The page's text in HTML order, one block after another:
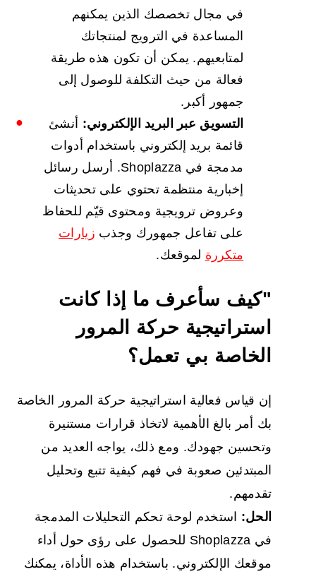
في مجال تخصصك الذين يمكنهم
المساعدة في الترويج لمنتجاتك
لمتابعيهم. يمكن أن تكون هذه طريقة
فعالة من حيث التكلفة للوصول إلى
جمهور أكبر.
التسويق عبر البريد الإلكتروني: أنشئ
قائمة بريد إلكتروني باستخدام أدوات
مدمجة في Shoplazza. أرسل رسائل
إخبارية منتظمة تحتوي على تحديثات
وعروض ترويجية ومحتوى قيّم للحفاظ
على تفاعل جمهورك وجذب زيارات
متكررة لموقعك.
"كيف سأعرف ما إذا كانت
استراتيجية حركة المرور
الخاصة بي تعمل؟
إن قياس فعالية استراتيجية حركة المرور الخاصة
بك أمر بالغ الأهمية لاتخاذ قرارات مستنيرة
وتحسين جهودك. ومع ذلك، يواجه العديد من
المبتدئين صعوبة في فهم كيفية تتبع وتحليل
تقدمهم.
الحل: استخدم لوحة تحكم التحليلات المدمجة
في Shoplazza للحصول على رؤى حول أداء
موقعك الإلكتروني. باستخدام هذه الأداة، يمكنك